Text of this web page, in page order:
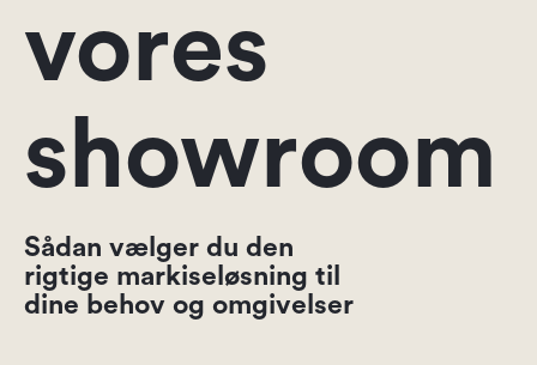
vores
showroom
Sådan vælger du den
rigtige markiseløsning til
dine behov og omgivelser